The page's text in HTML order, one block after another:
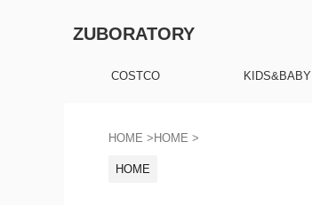
ZUBORATORY
COSTCO KIDS&BABY
HOME > HOME >
HOME